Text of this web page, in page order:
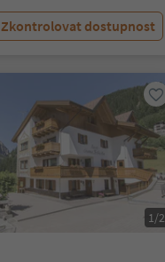
Zkontrolovat dostupnost
1/2